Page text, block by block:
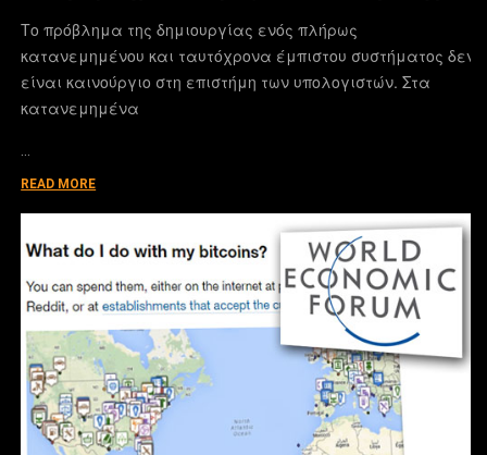
Το πρόβλημα της δημιουργίας ενός πλήρως
κατανεμημένου και ταυτόχρονα έμπιστου συστήματος δεν
είναι καινούργιο στη επιστήμη των υπολογιστών. Στα
κατανεμημένα
READ MORE